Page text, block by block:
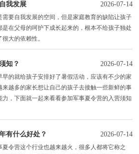
我发展 2026-07-14
要自我发展的空间，但是家庭教育的缺陷让孩子
在父母的呵护下成长起来的，根本不给孩子独处
大的依赖性。
知？ 2026-07-14
的就给孩子安排好了暑假活动，应该有不少的家
越多的家长想让自己的孩子去接触一些新鲜的事
，下面就一起来看看参加军事夏令营的入营须知
有什么好处？ 2026-07-14
令营这个行业也越来越火，很多人都将它称之